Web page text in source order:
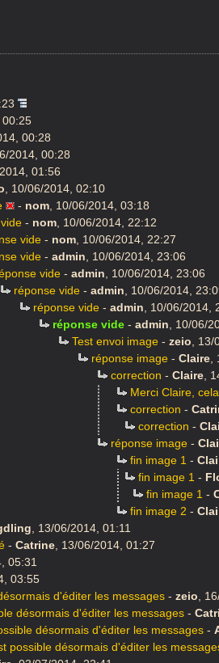
00:25
00:28
2014, 00:28
01:56
10/06/2014, 02:10
- nom 10/06/2014, 03:18
- nom 10/06/2014, 22:12
vide - nom 10/06/2014, 22:27
vide - admin
10/06/2014, 23:06
vide - admin
10/06/2014, 23:06
réponse vide - admin
10/06/2014,
réponse vide - admin
10/06/2014,
réponse vide - admin
10/06/
Test envoi image - zeio
13/
réponse image - Claire
correction - Claire
Merci Claire,
correction -
correction -
réponse image -
fin image 1 -
fin image 1 -
fin image 1 -
fin image 2 -
13/06/2014, 01:11
- Catrine 13/06/2014, 01:27
05:31
03:55
d'éditer les messages - zeio
désormais d'éditer les messages -
désormais d'éditer les messages -
possible désormais d'éditer les